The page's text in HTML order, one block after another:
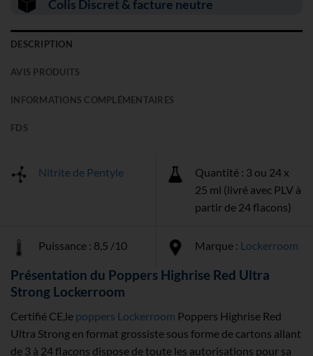
Colis Discret & facture neutre
DESCRIPTION
AVIS PRODUITS
INFORMATIONS COMPLÉMENTAIRES
FDS
Nitrite de Pentyle
Quantité : 3 ou 24 x
25 ml (livré avec PLV à
partir de 24 flacons)
Puissance : 8,5 /10 Marque : Lockerroom
Présentation du Poppers Highrise Red Ultra
Strong Lockerroom
Certifié CE,le poppers Lockerroom Poppers Highrise Red
Ultra Strong en format grossiste sous forme de cartons allant
de 3 à 24 flacons dispose de toute les autorisations pour sa